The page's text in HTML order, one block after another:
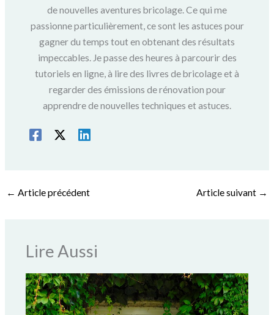
de nouvelles aventures bricolage. Ce qui me
passionne particulièrement, ce sont les astuces pour
gagner du temps tout en obtenant des résultats
impeccables. Je passe des heures à parcourir des
tutoriels en ligne, à lire des livres de bricolage et à
regarder des émissions de rénovation pour
apprendre de nouvelles techniques et astuces.
← Article précédent Article suivant →
Lire Aussi